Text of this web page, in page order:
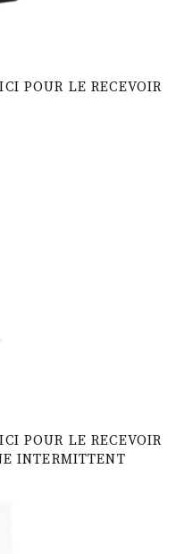
POUR LE RECEVOIR
POUR LE RECEVOIR
INTERMITTENT